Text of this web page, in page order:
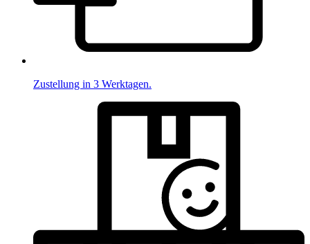
Zustellung in 3 Werktagen.